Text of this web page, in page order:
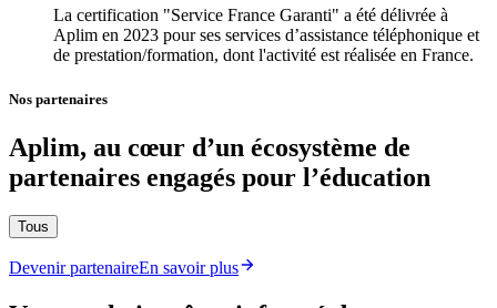
La certification "Service France Garanti" a été délivrée à
Aplim en 2023 pour ses services d’assistance téléphonique et
de prestation/formation, dont l'activité est réalisée en France.
Nos partenaires
Aplim, au cœur d’un écosystème de
partenaires engagés pour l’éducation
Tous
Devenir partenaireEn savoir plus